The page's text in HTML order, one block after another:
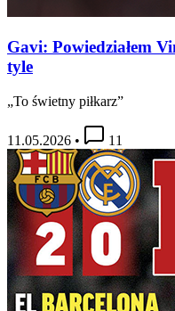
Gavi: Powiedziałem
tyle
„To świetny piłkarz”
11.05.2026 • 11